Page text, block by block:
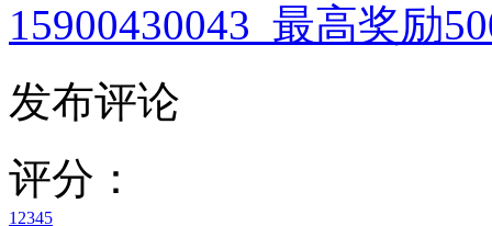
15900430043 最高奖励
发布评论
评分：
1 2345